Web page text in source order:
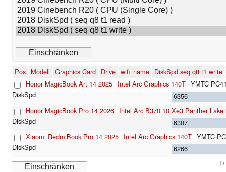
Pos Modell Graphics Card Drive wifi_name DiskSpd seq q8 t1 write
Honor MagicBook Art 14 2025 Intel Arc Graphics 140T YMTC
6356
Honor MagicBook Pro 14 2026 Intel Arc B370 10 Xe3 Panther Lake
6307
Xiaomi RedmiBook Pro 14 2025 Intel Arc Graphics 140T YMTC
6266
(-)